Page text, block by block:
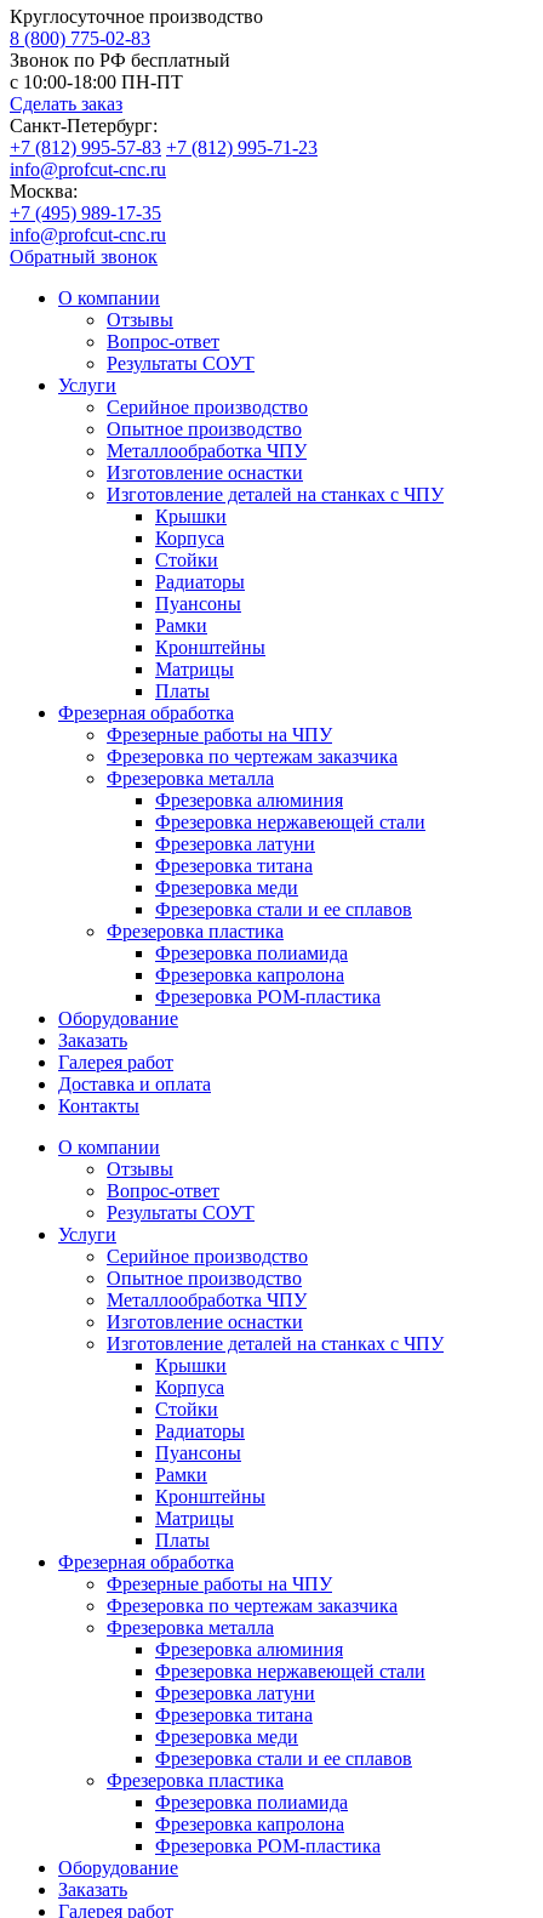
Круглосуточное производство
8 (800) 775-02-83
Звонок по РФ бесплатный
с 10:00-18:00 ПН-ПТ
Сделать заказ
Санкт-Петербург:
+7 (812) 995-57-83 +7 (812) 995-71-23
info@profcut-cnc.ru
Москва:
+7 (495) 989-17-35
info@profcut-cnc.ru
Обратный звонок
О компании
Отзывы
Вопрос-ответ
Результаты СОУТ
Услуги
Серийное производство
Опытное производство
Металлообработка ЧПУ
Изготовление оснастки
Изготовление деталей на станках с ЧПУ
Крышки
Корпуса
Стойки
Радиаторы
Пуансоны
Рамки
Кронштейны
Матрицы
Платы
Фрезерная обработка
Фрезерные работы на ЧПУ
Фрезеровка по чертежам заказчика
Фрезеровка металла
Фрезеровка алюминия
Фрезеровка нержавеющей стали
Фрезеровка латуни
Фрезеровка титана
Фрезеровка меди
Фрезеровка стали и ее сплавов
Фрезеровка пластика
Фрезеровка полиамида
Фрезеровка капролона
Фрезеровка РОМ-пластика
Оборудование
Заказать
Галерея работ
Доставка и оплата
Контакты
О компании
Отзывы
Вопрос-ответ
Результаты СОУТ
Услуги
Серийное производство
Опытное производство
Металлообработка ЧПУ
Изготовление оснастки
Изготовление деталей на станках с ЧПУ
Крышки
Корпуса
Стойки
Радиаторы
Пуансоны
Рамки
Кронштейны
Матрицы
Платы
Фрезерная обработка
Фрезерные работы на ЧПУ
Фрезеровка по чертежам заказчика
Фрезеровка металла
Фрезеровка алюминия
Фрезеровка нержавеющей стали
Фрезеровка латуни
Фрезеровка титана
Фрезеровка меди
Фрезеровка стали и ее сплавов
Фрезеровка пластика
Фрезеровка полиамида
Фрезеровка капролона
Фрезеровка РОМ-пластика
Оборудование
Заказать
Галерея работ